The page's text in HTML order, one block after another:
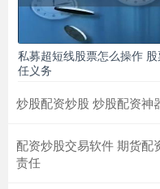
私募超短线股票怎么操作
任义务
炒股配资炒股 炒股配资神
配资炒股交易软件 期货配
责任